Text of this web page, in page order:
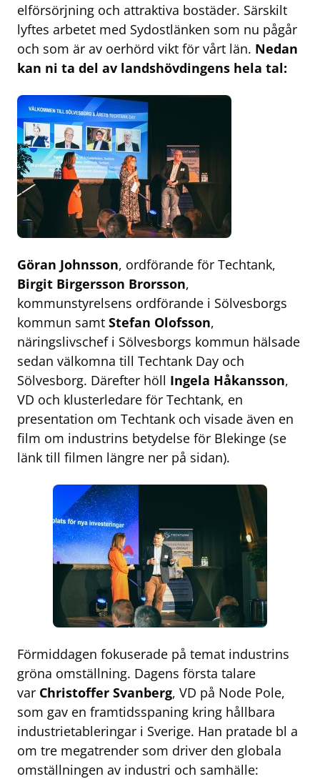
elförsörjning och attraktiva bostäder. Särskilt
lyftes arbetet med Sydostlänken som nu pågår
och som är av oerhörd vikt för vårt län. Nedan
kan ni ta del av landshövdingens hela tal:
Göran Johnsson, ordförande för Techtank,
Birgit Birgersson Brorsson,
kommunstyrelsens ordförande i Sölvesborgs
kommun samt Stefan Olofsson,
näringslivschef i Sölvesborgs kommun hälsade
sedan välkomna till Techtank Day och
Sölvesborg. Därefter höll Ingela Håkansson,
VD och klusterledare för Techtank, en
presentation om Techtank och visade även en
film om industrins betydelse för Blekinge (se
länk till filmen längre ner på sidan).
Förmiddagen fokuserade på temat industrins
gröna omställning. Dagens första talare
var Christoffer Svanberg, VD på Node Pole,
som gav en framtidsspaning kring hållbara
industrietableringar i Sverige. Han pratade bl a
om tre megatrender som driver den globala
omställningen av industri och samhälle: